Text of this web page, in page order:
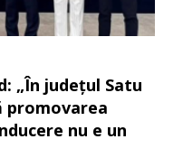
„În județul Satu
promovarea
nu e un